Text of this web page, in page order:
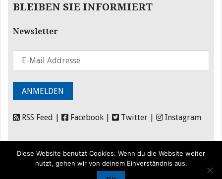
BLEIBEN SIE INFORMIERT
Newsletter
RSS Feed Facebook Twitter Instagram
Diese Website benutzt Cookies. Wenn du die Website weiter
nutzt, gehen wir von deinem Einverständnis aus.